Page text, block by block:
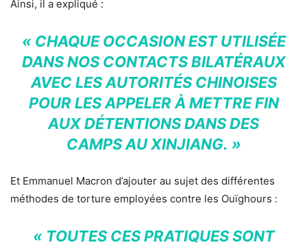
Ainsi, il a expliqué :
« CHAQUE OCCASION EST UTILISÉE
DANS NOS CONTACTS BILATÉRAUX
AVEC LES AUTORITÉS CHINOISES
POUR LES APPELER À METTRE FIN
AUX DÉTENTIONS DANS DES
CAMPS AU XINJIANG. »
Et Emmanuel Macron d’ajouter au sujet des différentes
méthodes de torture employées contre les Ouïghours :
« TOUTES CES PRATIQUES SONT